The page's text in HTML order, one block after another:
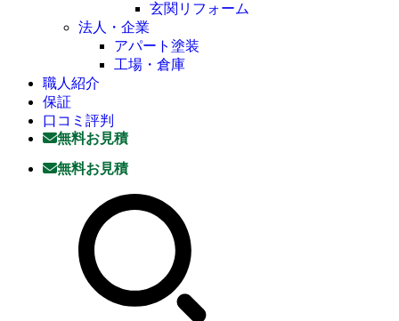
玄関リフォーム
法人・企業
アパート塗装
工場・倉庫
職人紹介
保証
口コミ評判
無料お見積
無料お見積